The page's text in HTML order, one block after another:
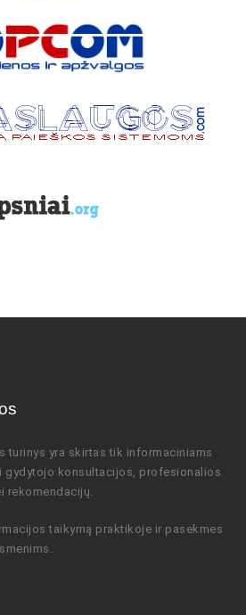
turinys yra skirtas tik informaciniams
gydytojo konsultacijos, profesionalios
rekomendacijų
taikymą praktikoje ir pasekmes